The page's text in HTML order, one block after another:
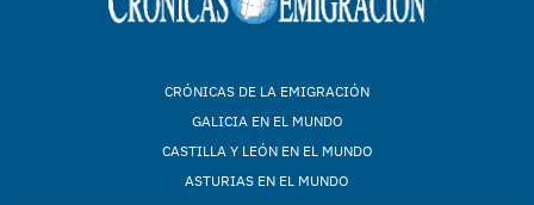
CRÓNICAS DE LA EMIGRACIÓN
GALICIA EN EL MUNDO
CASTILLA Y LEÓN EN EL MUNDO
ASTURIAS EN EL MUNDO